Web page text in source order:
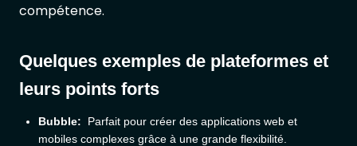
compétence.
Quelques exemples de plateformes et
leurs points forts
Bubble: Parfait pour créer des applications web et
mobiles complexes grâce à une grande flexibilité.